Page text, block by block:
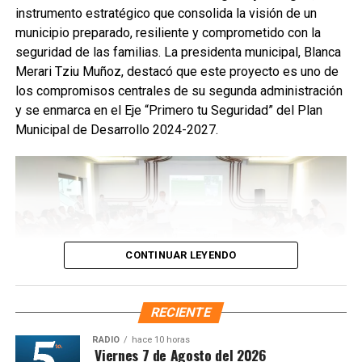
Con esta expansión, Puerto Morelos alcanza una red de
147 cámaras de videovigilanciadistribuidas en 30 PMI
en todo el municipio. La Presidenta municipal adelantó que
se continuará ampliando esta infraestructura para
fortalecer la prevención del delito y acompañar el
crecimiento ordenado de las comunidades.
Fuente: 5to Poder Agencia de Noticias
instrumento estratégico que consolida la visión de un
municipio preparado, resiliente y comprometido con la
seguridad de las familias. La presidenta municipal, Blanca
Merari Tziu Muñoz, destacó que este proyecto es uno de
los compromisos centrales de su segunda administración
y se enmarca en el Eje “Primero tu Seguridad” del Plan
Municipal de Desarrollo 2024-2027.
La alcaldesa subrayó que gobernar un municipio costero
CONTINUAR LEYENDO
RECIENTE
RADIO hace 10 horas
Matutina Viernes 7 de Agosto del 2026